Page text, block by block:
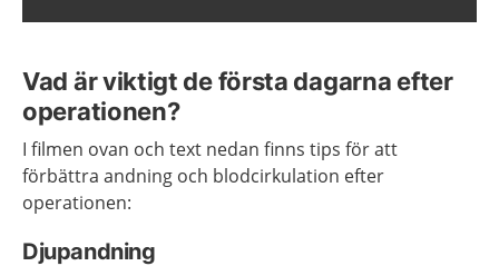
Vad är viktigt de första dagarna efter
operationen?
I filmen ovan och text nedan finns tips för att
förbättra andning och blodcirkulation efter
operationen:
Djupandning